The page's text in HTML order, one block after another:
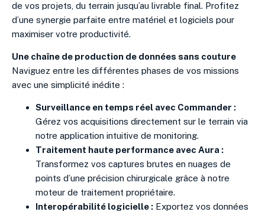
de vos projets, du terrain jusqu’au livrable final. Profitez
d’une synergie parfaite entre matériel et logiciels pour
maximiser votre productivité.
Une chaîne de production de données sans couture
Naviguez entre les différentes phases de vos missions
avec une simplicité inédite :
Surveillance en temps réel avec Commander :
Gérez vos acquisitions directement sur le terrain via
notre application intuitive de monitoring.
Traitement haute performance avec Aura :
Transformez vos captures brutes en nuages de
points d’une précision chirurgicale grâce à notre
moteur de traitement propriétaire.
Interopérabilité logicielle : Exportez vos données